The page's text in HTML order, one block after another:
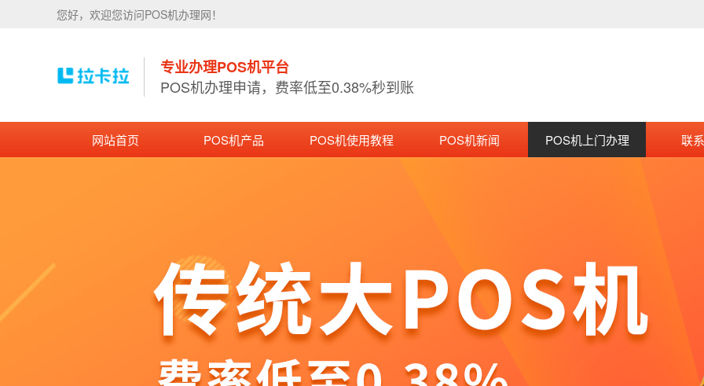
您好，欢迎您访问POS机办理网！
专业办理POS机平台
POS机办理申请，费率低至0.38%秒到账
网站首页 POS机产品 POS机使用教程 POS机新闻 POS机上门办理 联